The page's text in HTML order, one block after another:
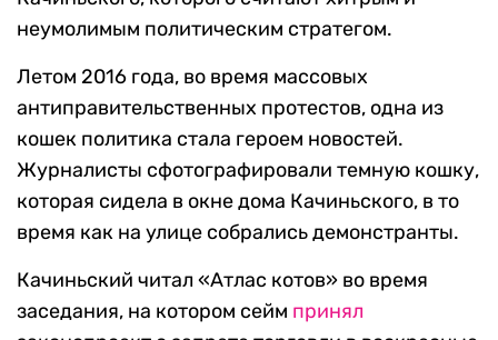
неумолимым политическим стратегом.
Летом 2016 года, во время массовых
антиправительственных протестов, одна из
кошек политика стала героем новостей.
Журналисты сфотографировали темную кошку,
которая сидела в окне дома Качиньского, в то
время как на улице собрались демонстранты.
Качиньский читал «Атлас котов» во время
заседания, на котором сейм принял